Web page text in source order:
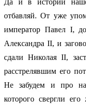
Да и в истории
отбавляй. От уже
император Павел I,
Александра II, и
сдали Николая II,
расстрелявшим его
Не забудем и про
которого свергли